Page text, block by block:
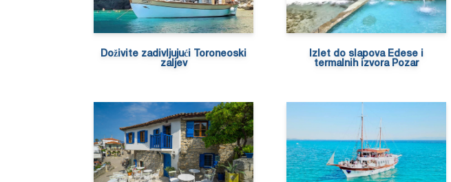
Doživite zadivljujući Toroneoski
zaljev
Izlet do slapova Edese i
termalnih izvora Pozar